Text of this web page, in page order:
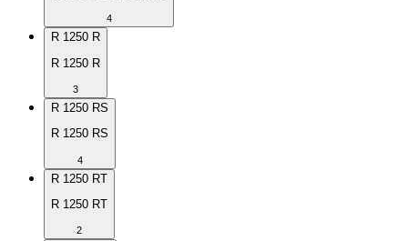
4
R 1250 R
R 1250 R
3
R 1250 RS
R 1250 RS
4
R 1250 RT
R 1250 RT
2